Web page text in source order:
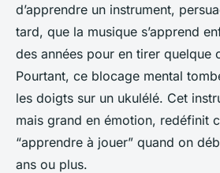
d’apprendre un instrument,
tard, que la musique s’apprend
des années pour en tirer quelque
Pourtant, ce blocage mental
les doigts sur un ukulélé. Cet
mais grand en émotion, redéfinit
“apprendre à jouer” quand on
ans ou plus.